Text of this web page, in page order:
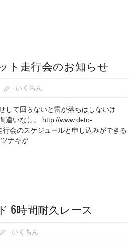
ト走行会のお知らせ
いくちん
して回らないと雷が落ちはしないけ
違いなし。 http://www.deto-
会のスケジュールと申し込みができる
ナギが
6時間耐久レース
いくちん